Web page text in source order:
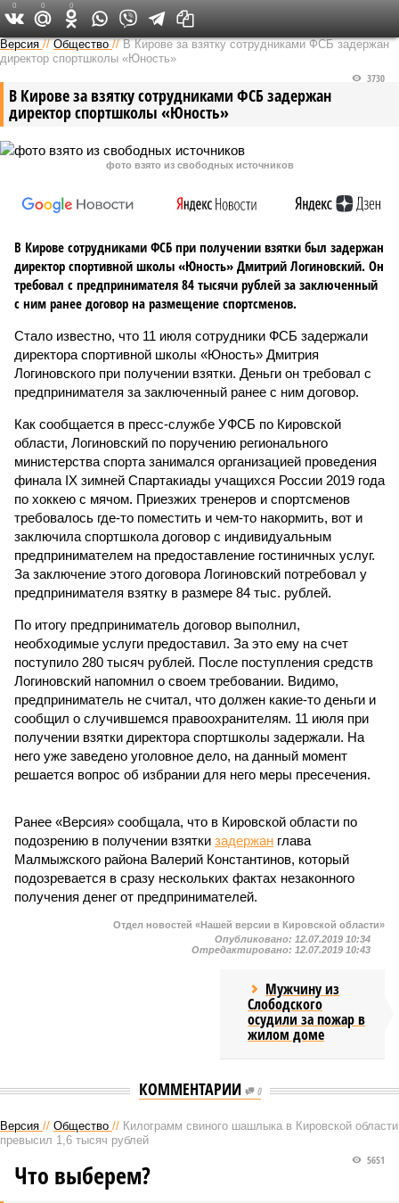
Версия в Кирове
Версия //Общество //В Кирове за взятку сотрудниками ФСБ задержан
директор спортшколы «Юность»
В Кирове за взятку сотрудниками ФСБ задержан
директор спортшколы «Юность»
3730
фото взято из свободных источников
В Кирове сотрудниками ФСБ при получении взятки был задержан
директор спортивной школы «Юность» Дмитрий Логиновский. Он
требовал с предпринимателя 84 тысячи рублей за заключенный
с ним ранее договор на размещение спортсменов.
Стало известно, что 11 июля сотрудники ФСБ задержали
директора спортивной школы «Юность» Дмитрия
Логиновского при получении взятки. Деньги он требовал с
предпринимателя за заключенный ранее с ним договор.
Как сообщается в пресс-службе УФСБ по Кировской
области, Логиновский по поручению регионального
министерства спорта занимался организацией проведения
финала IX зимней Спартакиады учащихся России 2019 года
по хоккею с мячом. Приезжих тренеров и спортсменов
требовалось где-то поместить и чем-то накормить, вот и
заключила спортшкола договор с индивидуальным
предпринимателем на предоставление гостиничных услуг.
За заключение этого договора Логиновский потребовал у
предпринимателя взятку в размере 84 тыс. рублей.
По итогу предприниматель договор выполнил,
необходимые услуги предоставил. За это ему на счет
поступило 280 тысяч рублей. После поступления средств
Логиновский напомнил о своем требовании. Видимо,
предприниматель не считал, что должен какие-то деньги и
сообщил о случившемся правоохранителям. 11 июля при
получении взятки директора спортшколы задержали. На
него уже заведено уголовное дело, на данный момент
решается вопрос об избрании для него меры пресечения.
Ранее «Версия» сообщала, что в Кировской области по
подозрению в получении взятки задержан глава
Малмыжского района Валерий Константинов, который
подозревается в сразу нескольких фактах незаконного
получения денег от предпринимателей.
0 0 0
Отдел новостей «Нашей версии в Кировской области»
Опубликовано: 12.07.2019 10:34
Отредактировано: 12.07.2019 10:43
Мужчину из
Слободского
осудили за пожар в
жилом доме
КОММЕНТАРИИ 0
Версия // Общество // Килограмм свиного шашлыка в Кировской области
превысил 1,6 тысяч рублей
5651
Что выберем?